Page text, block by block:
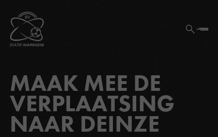
MAAK MEE DE
VERPLAATSING
NAAR DEINZE